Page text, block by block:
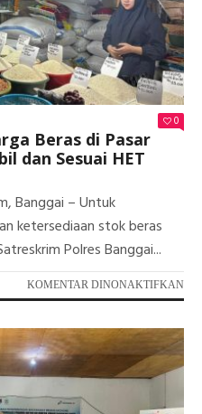
0
Beras di Pasar
dan Sesuai HET
Banggai – Untuk
ketersediaan stok beras
Polres Banggai...
KOMENTAR DINONAKTIFKAN